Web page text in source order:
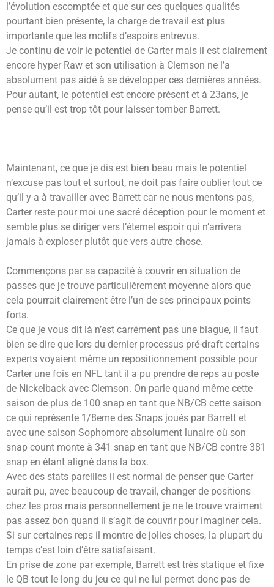
l’évolution escomptée et que sur ces quelques qualités
pourtant bien présente, la charge de travail est plus
importante que les motifs d’espoirs entrevus.
Je continu de voir le potentiel de Carter mais il est clairement
encore hyper Raw et son utilisation à Clemson ne l’a
absolument pas aidé à se développer ces dernières années.
Pour autant, le potentiel est encore présent et à 23ans, je
pense qu’il est trop tôt pour laisser tomber Barrett.
Maintenant, ce que je dis est bien beau mais le potentiel
n’excuse pas tout et surtout, ne doit pas faire oublier tout ce
qu’il y a à travailler avec Barrett car ne nous mentons pas,
Carter reste pour moi une sacré déception pour le moment et
semble plus se diriger vers l’éternel espoir qui n’arrivera
jamais à exploser plutôt que vers autre chose.
Commençons par sa capacité à couvrir en situation de
passes que je trouve particulièrement moyenne alors que
cela pourrait clairement être l’un de ses principaux points
forts.
Ce que je vous dit là n’est carrément pas une blague, il faut
bien se dire que lors du dernier processus pré-draft certains
experts voyaient même un repositionnement possible pour
Carter une fois en NFL tant il a pu prendre de reps au poste
de Nickelback avec Clemson. On parle quand même cette
saison de plus de 100 snap en tant que NB/CB cette saison
ce qui représente 1/8eme des Snaps joués par Barrett et
avec une saison Sophomore absolument lunaire où son
snap count monte à 341 snap en tant que NB/CB contre 381
snap en étant aligné dans la box.
Avec des stats pareilles il est normal de penser que Carter
aurait pu, avec beaucoup de travail, changer de positions
chez les pros mais personnellement je ne le trouve vraiment
pas assez bon quand il s’agit de couvrir pour imaginer cela.
Si sur certaines reps il montre de jolies choses, la plupart du
temps c’est loin d’être satisfaisant.
En prise de zone par exemple, Barrett est très statique et fixe
le QB tout le long du jeu ce qui ne lui permet donc pas de